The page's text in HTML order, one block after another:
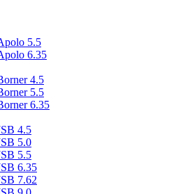
5.5
6.35
4.5
5.5
6.35
4.5
5.0
5.5
6.35
7.62